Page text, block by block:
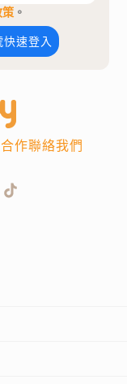
策 。
速登入
作聯絡我們